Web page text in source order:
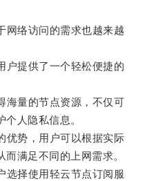
络访问的需求也越来越
提供了一个轻松便捷的
量的节点资源，不仅可
人隐私信息。
势，用户可以根据实际
满足不同的上网需求。
择使用轻云节点订阅服